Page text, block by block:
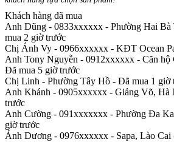
Khách hàng đã mua
Anh Dũng - 0833xxxxxx - Phường Hai
mua 2 giờ trước
Chị Ánh Vy - 0966xxxxxx - KĐT Ocean
Anh Tony Nguyễn - 0912xxxxxx - Căn hộ
Đã mua 5 giờ trước
Chị Linh - Phường Tây Hồ - Đã mua 1 giờ
Anh Khánh - 0905xxxxxx - Giảng Võ, Hà
trước
Anh Cường - 091xxxxxxx - Phường Đa
giờ trước
Ánh Dương - 0976xxxxxx - Sapa, Lào